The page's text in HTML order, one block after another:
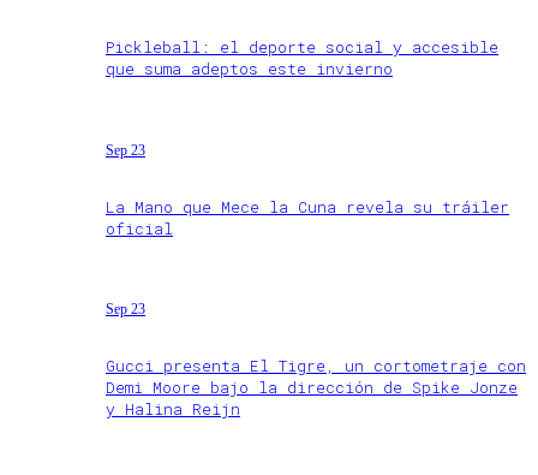
Pickleball: el deporte social y accesible
que suma adeptos este invierno
Sep 23
La Mano que Mece la Cuna revela su tráiler
oficial
Sep 23
Gucci presenta El Tigre, un cortometraje con
Demi Moore bajo la dirección de Spike Jonze
y Halina Reijn